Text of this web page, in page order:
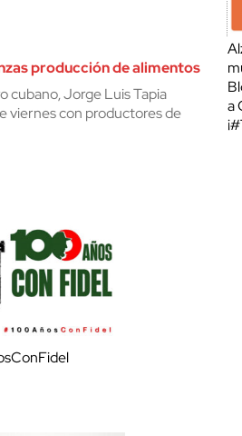
producción de alimentos
cubano, Jorge Luis Tapia
viernes con productores de
a